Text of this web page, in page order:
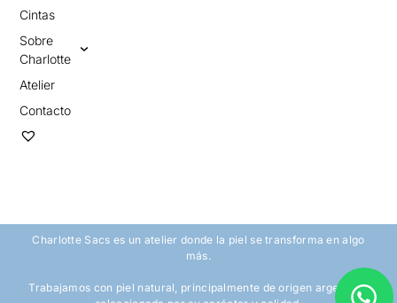
Cintas
Sobre
Charlotte
Atelier
Contacto
Charlotte Sacs es un atelier donde la piel se transforma en algo
más.
Trabajamos con piel natural, principalmente de origen argentino,